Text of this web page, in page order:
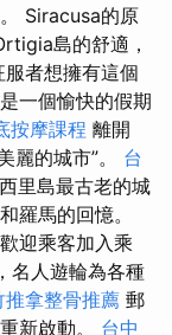
Siracusa的原
島的舒適，
者想擁有這個
一個愉快的假期
按摩課程 離開
麗的城市”。 台
里島最古老的城
羅馬的回憶。
迎乘客加入乘
名人遊輪為各種
推拿整骨推薦 郵
新啟動。 台中